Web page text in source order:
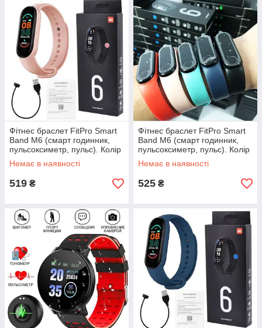
Фітнес браслет FitPro Smart
Band M6 (смарт годинник,
пульсоксиметр, пульс). Колір
рожевий OI-45
Немає в наявності
519 ₴
Фітнес браслет FitPro Smart
Band M6 (смарт годинник,
пульсоксиметр, пульс). Колір
зелений KR-34
Немає в наявності
525 ₴